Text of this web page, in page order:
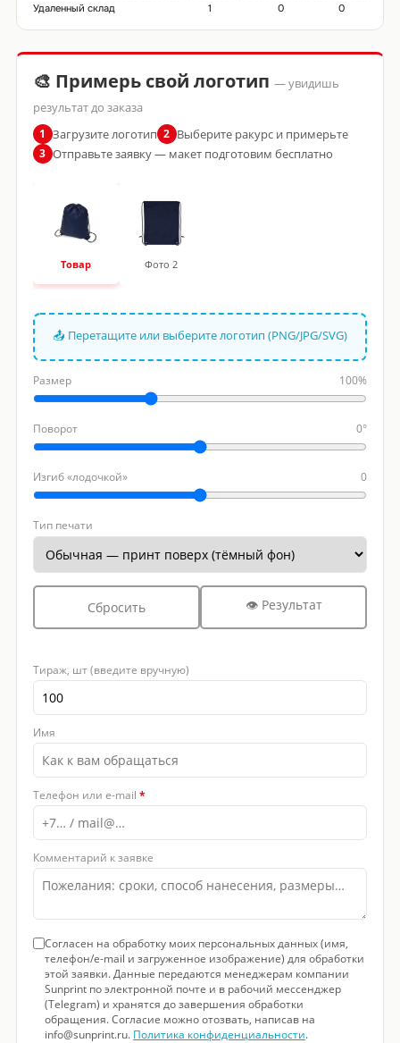
Удаленный склад
1 0 0
🎨 Примерь свой логотип — увидишь
результат до заказа
1 Загрузите логотип 2 Выберите ракурс и примерьте
3 Отправьте заявку — макет подготовим бесплатно
Товар Фото 2
📤 Перетащите или выберите логотип (PNG/JPG/SVG)
Размер 100%
Поворот 0°
Изгиб «лодочкой» 0
Тип печати
Сбросить 👁 Результат
Тираж, шт (введите вручную)
Имя
Телефон или e-mail *
Комментарий к заявке
Согласен на обработку моих персональных данных (имя,
телефон/e-mail и загруженное изображение) для обработки
этой заявки. Данные передаются менеджерам компании
Sunprint по электронной почте и в рабочий мессенджер
(Telegram) и хранятся до завершения обработки
обращения. Согласие можно отозвать, написав на
info@sunprint.ru. Политика конфиденциальности.